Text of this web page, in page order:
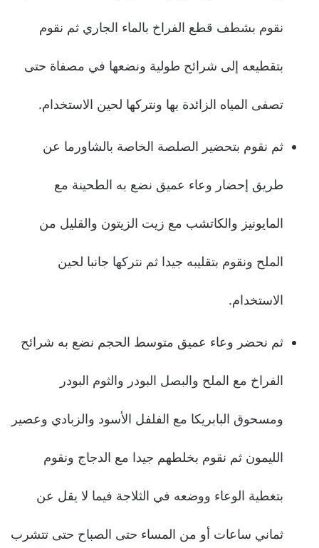
نقوم بشطف قطع الفراخ بالماء الجاري ثم نقوم
بتقطيعه إلى شرائح طولية ونضعها في مصفاة حتى
تصفى المياه الزائدة بها ونتركها لحين الاستخدام.
ثم نقوم بتحضير الصلصة الخاصة بالشاورما عن
طريق إحضار وعاء عميق نضع به الطحينة مع
المايونيز والكاتشب مع زيت الزيتون والقليل من
الملح ونقوم بتقليبه جيدا ثم نتركها جانبا لحين
الاستخدام.
ثم نحضر وعاء عميق متوسط الحجم نضع به شرائح
الفراخ مع الملح والبصل البودر والثوم البودر
ومسحوق البابريكا مع الفلفل الأسود والزبادي وعصير
الليمون ثم نقوم بخلطهم جيدا مع الدجاج ونقوم
بتغطية الوعاء ووضعه في الثلاجة فيما لا يقل عن
ثماني ساعات أو من المساء حتى الصباح حتى تتشرب